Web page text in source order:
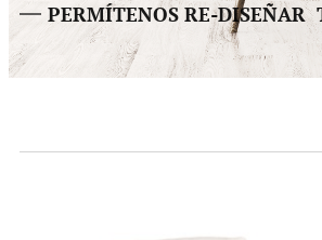
PERMÍTENOS RE-DISEÑAR